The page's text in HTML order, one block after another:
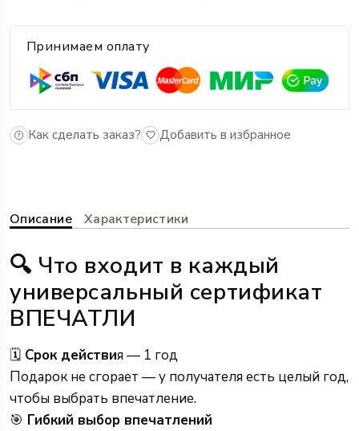
Принимаем оплату
Как сделать заказ? Добавить в избранное
Описание Характеристики
🔍 Что входит в каждый
универсальный сертификат
ВПЕЧАТЛИ
🗓 Срок действия — 1 год
Подарок не сгорает — у получателя есть целый год,
чтобы выбрать впечатление.
🎯 Гибкий выбор впечатлений